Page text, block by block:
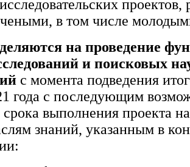
проектов,
в том числе
на проведение
и поисковых
с момента подведения
года с последующим
выполнения проекта
знаний, указанным в